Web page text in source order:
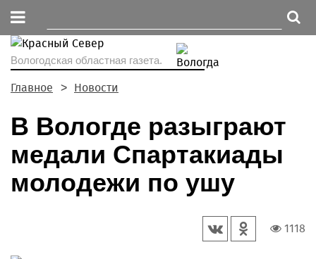
Вологодская областная газета.
Главное Новости
В Вологде разыграют
медали Спартакиады
молодежи по ушу
1118